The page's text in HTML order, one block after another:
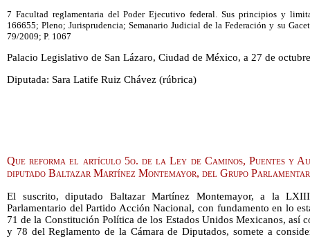
7 Facultad reglamentaria del Poder Ejecutivo federal. Sus principios y
166655; Pleno; Jurisprudencia; Semanario Judicial de la Federación y su
79/2009; P. 1067
Palacio Legislativo de San Lázaro, Ciudad de México, a 27 de
Diputada: Sara Latife Ruiz Chávez (rúbrica)
Que reforma el artículo 5o. de la Ley de Caminos, Puentes y
diputado Baltazar Martínez Montemayor, del Grupo
El suscrito, diputado Baltazar Martínez Montemayor, a la
Parlamentario del Partido Acción Nacional, con fundamento en lo
71 de la Constitución Política de los Estados Unidos Mexicanos, así
y 78 del Reglamento de la Cámara de Diputados, somete a